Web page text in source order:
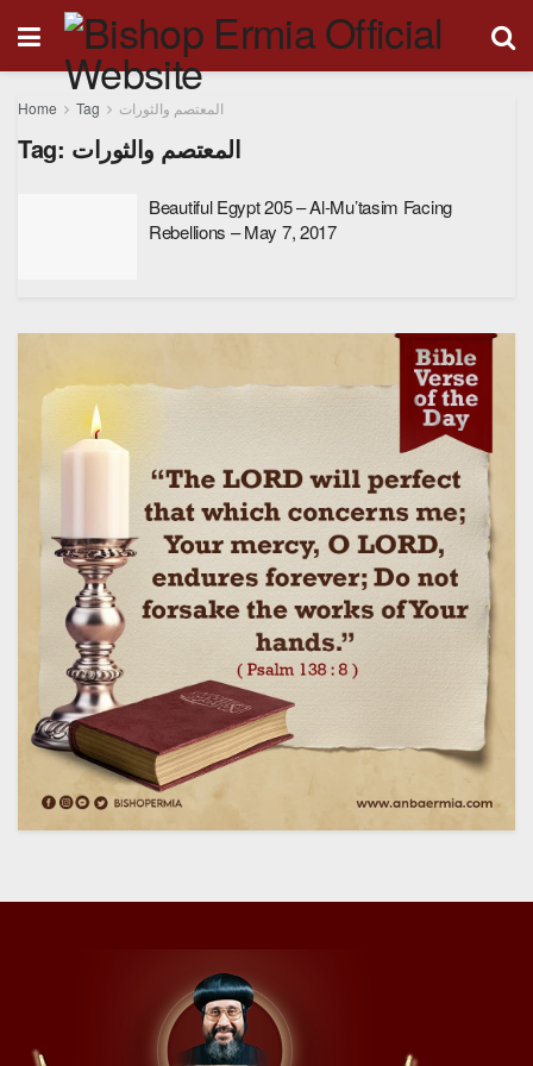
Home Tag المعتصم والثورات
Tag: المعتصم والثورات
Beautiful Egypt 205 – Al-Mu’tasim Facing
Rebellions – May 7, 2017